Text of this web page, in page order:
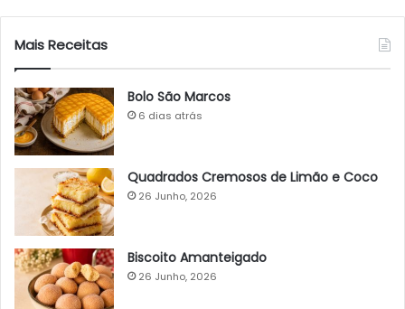
Mais Receitas
Bolo São Marcos
6 dias atrás
Quadrados Cremosos de Limão e Coco
26 Junho, 2026
Biscoito Amanteigado
26 Junho, 2026